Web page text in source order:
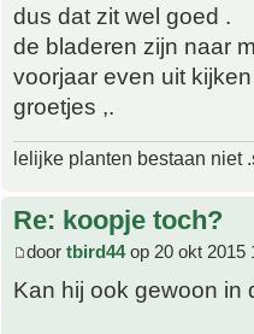
dus dat zit wel goed .
de bladeren zijn naar
voorjaar even uit
groetjes ,.
lelijke planten bestaan niet
Re: koopje toch?
door tbird44op 20 okt 2015
Kan hij ook gewoon in